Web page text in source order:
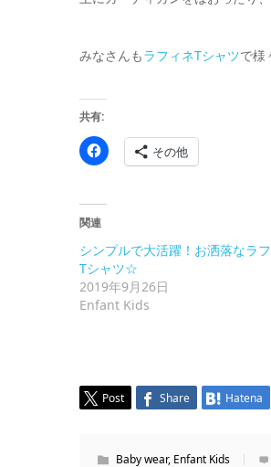
みなさんもラフィネTシャツで様
共有:
Facebook
で
る
ク
リ
ッ
ク
し
て
く
い
ウ
ィ
で
その他
関連
シンプルで大活躍！お洒落なラ
Tシャツ☆
2019年9月26日
Enfant Kids
Post Share Hatena
Baby wear, Enfant Kids